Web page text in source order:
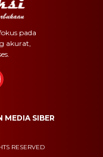
pada
akurat,
MEDIA SIBER
RESERVED